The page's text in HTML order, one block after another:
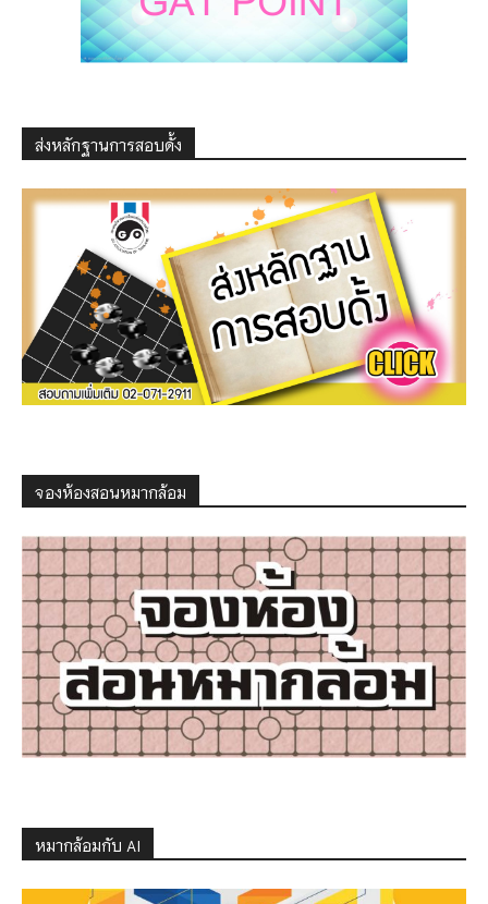
ส่งหลักฐานการสอบดั้ง
จองห้องสอนหมากล้อม
หมากล้อมกับ AI